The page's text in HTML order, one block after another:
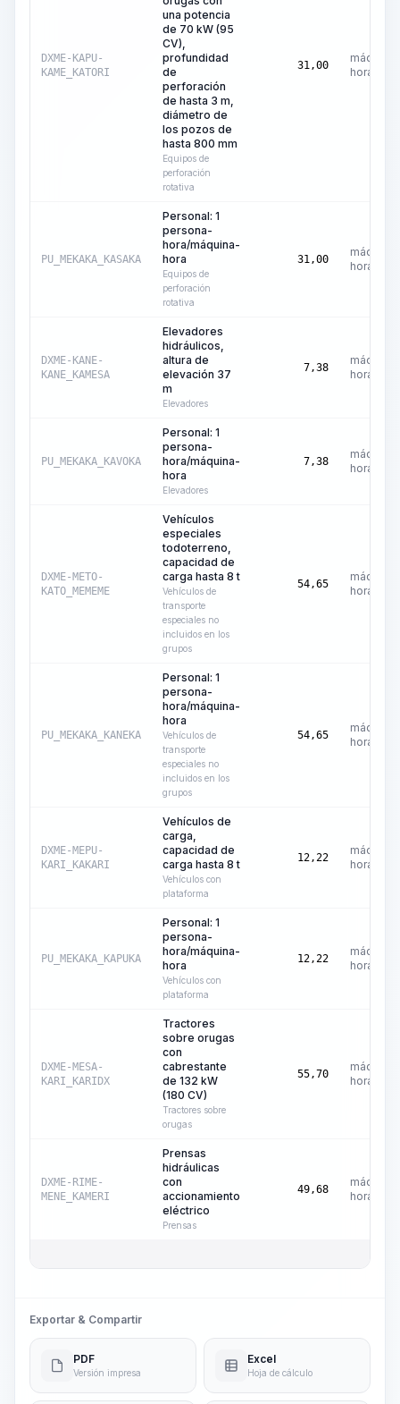
DXME-KAPU-
KAME_KATORI
una potencia
de 70 kW (95
CV),
profundidad
de
perforación
de hasta 3 m,
diámetro de
los pozos de
hasta 800 mm
Equipos de
perforación
rotativa
31,00
máquina-
hora
PU_MEKAKA_KASAKA
Personal: 1
persona-
hora/máquina-
hora
Equipos de
perforación
rotativa
31,00
máquina-
hora
DXME-KANE-
KANE_KAMESA
Elevadores
hidráulicos,
altura de
elevación 37
m
Elevadores
7,38
máquina-
hora
PU_MEKAKA_KAVOKA
Personal: 1
persona-
hora/máquina-
hora
Elevadores
7,38
máquina-
hora
DXME-METO-
KATO_MEMEME
Vehículos
especiales
todoterreno,
capacidad de
carga hasta 8 t
Vehículos de
transporte
especiales no
incluidos en los
grupos
54,65
máquina-
hora
PU_MEKAKA_KANEKA
Personal: 1
persona-
hora/máquina-
hora
Vehículos de
transporte
especiales no
incluidos en los
grupos
54,65
máquina-
hora
DXME-MEPU-
KARI_KAKARI
Vehículos de
carga,
capacidad de
carga hasta 8 t
Vehículos con
plataforma
12,22
máquina-
hora
PU_MEKAKA_KAPUKA
Personal: 1
persona-
hora/máquina-
hora
Vehículos con
plataforma
12,22
máquina-
hora
DXME-MESA-
KARI_KARIDX
Tractores
sobre orugas
con
cabrestante
de 132 kW
(180 CV)
Tractores sobre
orugas
55,70
máquina-
hora
DXME-RIME-
MENE_KAMERI
Prensas
hidráulicas
con
accionamiento
eléctrico
Prensas
49,68
máquina-
hora
Exportar & Compartir
PDF
Versión impresa
Excel
Hoja de cálculo